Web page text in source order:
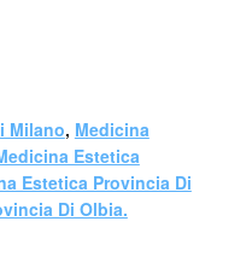
Milano, Medicina
Estetica
Estetica Provincia Di
Di Olbia.